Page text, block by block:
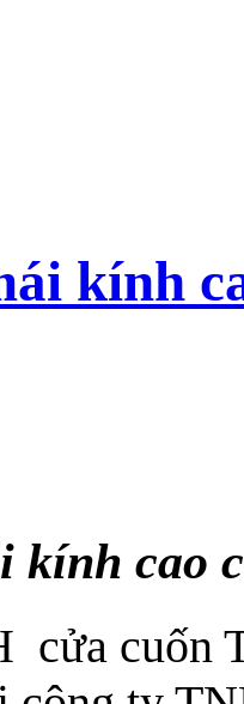
kính
kính cao
cửa cuốn